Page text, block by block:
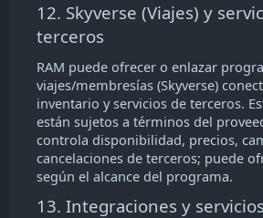
12. Skyverse (Viajes) y
terceros
RAM puede ofrecer o enlazar
viajes/membresías (Skyverse)
inventario y servicios de terceros.
están sujetos a términos del
controla disponibilidad, precios,
cancelaciones de terceros; puede
según el alcance del programa.
13. Integraciones y